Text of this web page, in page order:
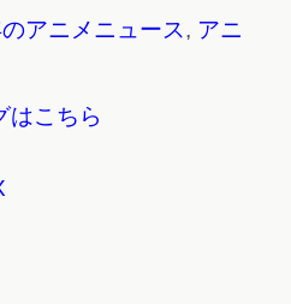
アニメニュース, アニ
はこちら